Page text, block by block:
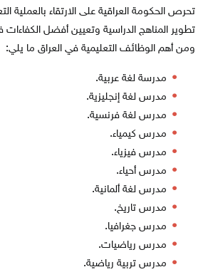
تحرص الحكومة العراقية على الارتقاء بالعملية
تطوير المناهج الدراسية وتعيين أفضل
ومن أهم الوظائف التعليمية في العراق ما يلي:
مدرسة لغة عربية.
مدرس لغة إنجليزية.
مدرس لغة فرنسية.
مدرس كيمياء.
مدرس فيزياء.
مدرس أحياء.
مدرس لغة ألمانية.
مدرس تاريخ.
مدرس جغرافيا.
مدرس رياضيات.
مدرس تربية رياضية.